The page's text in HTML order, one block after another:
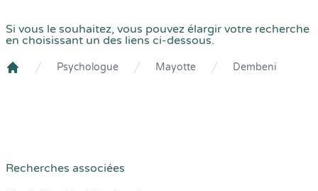
Si vous le souhaitez, vous pouvez élargir votre recherche
en choisissant un des liens ci-dessous.
Psychologue Mayotte Dembeni
Recherches associées